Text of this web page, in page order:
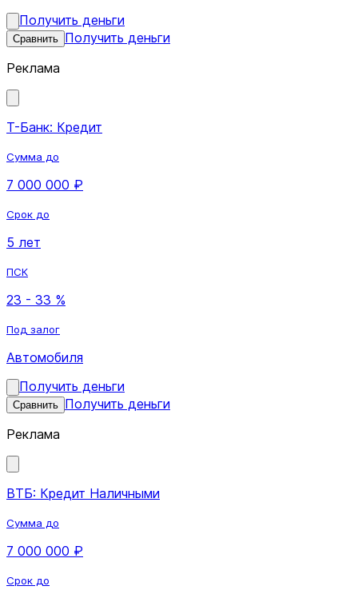
Получить деньги
Сравнить Получить деньги
Реклама
Т-Банк: Кредит
Сумма до
7 000 000 ₽
Срок до
5 лет
ПСК
23 - 33 %
Под залог
Автомобиля
Получить деньги
Сравнить Получить деньги
Реклама
ВТБ: Кредит Наличными
Сумма до
7 000 000 ₽
Срок до